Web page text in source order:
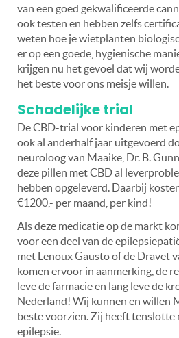
van een goed gekwalificeerde
ook testen en hebben zelfs
weten hoe je wietplanten
er op een goede, hygiënische
krijgen nu het gevoel dat wij
het beste voor ons meisje willen.
Schadelijke trial
De CBD-trial voor kinderen met
ook al anderhalf jaar uitgevoerd
neuroloog van Maaike, Dr. B.
deze pillen met CBD al
hebben opgeleverd. Daarbij
€1200,- per maand, per kind!
Als deze medicatie op de markt
voor een deel van de
met Lenoux Gausto of de Dravet
komen ervoor in aanmerking, de
leve de farmacie en lang leve de
Nederland! Wij kunnen en willen
beste voorzien. Zij heeft tenslotte
epilepsie.